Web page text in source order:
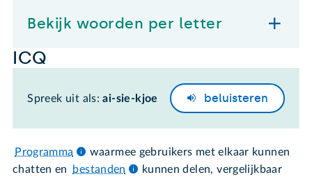
Bekijk woorden per letter
ICQ
Spreek uit als:ai-sie-kjoe beluisteren
Programma
waarmee gebruikers met elkaar kunnen
chatten en
bestanden
kunnen delen, vergelijkbaar